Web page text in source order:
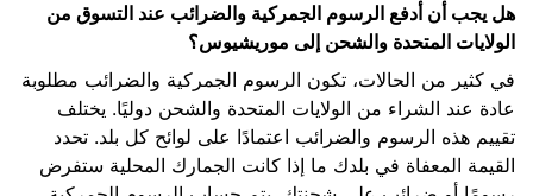
هل يجب أن أدفع الرسوم الجمركية والضرائب عند التسوق من
الولايات المتحدة والشحن إلى موريشيوس؟
في كثير من الحالات، تكون الرسوم الجمركية والضرائب مطلوبة
عادة عند الشراء من الولايات المتحدة والشحن دوليًا. يختلف
تقييم هذه الرسوم والضرائب اعتمادًا على لوائح كل بلد. تحدد
القيمة المعفاة في بلدك ما إذا كانت الجمارك المحلية ستفرض